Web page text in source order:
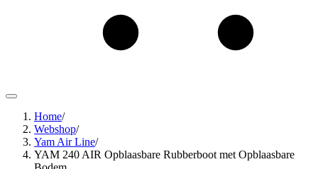
Home/
Webshop/
Yam Air Line/
YAM 240 AIR Opblaasbare Rubberboot met Opblaasbare